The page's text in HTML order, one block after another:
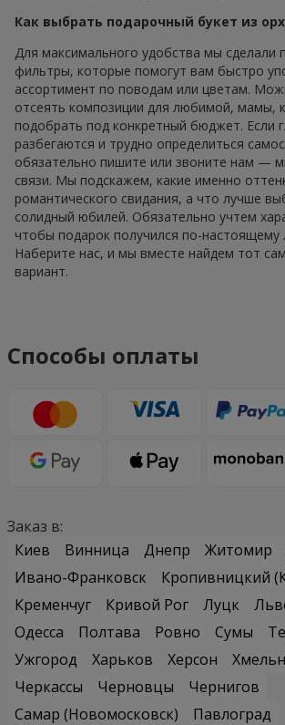
Как выбрать подарочный букет из
Для максимального удобства мы сделали
фильтры, которые помогут вам быстро
ассортимент по поводам или цветам.
отсеять композиции для любимой, мамы,
подобрать под конкретный бюджет. Если
разбегаются и трудно определиться
обязательно пишите или звоните нам —
связи. Мы подскажем, какие именно
романтического свидания, а что лучше
солидный юбилей. Обязательно учтем
чтобы подарок получился по-настоящему
Наберите нас, и мы вместе найдем тот
вариант.
Способы оплаты
Заказ в:
Киев
Винница Днепр Житомир
Ивано-Франковск
Кропивницкий
Кременчуг
Кривой Рог Луцк
Одесса
Полтава Ровно Сумы
Ужгород
Харьков Херсон
Черкассы
Черновцы
Чернигов
Самар (Новомосковск)
Павлоград